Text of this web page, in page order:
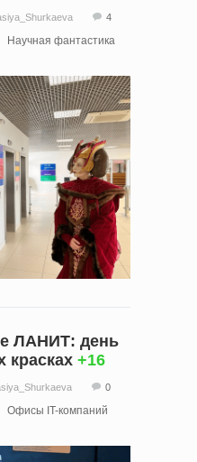
4
Научная фантастика
ЛАНИТ: день
красках +16
0
Офисы IT-компаний